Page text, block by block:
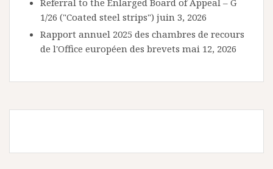
Referral to the Enlarged Board of Appeal – G
1/26 ("Coated steel strips") juin 3, 2026
Rapport annuel 2025 des chambres de recours
de l'Office européen des brevets mai 12, 2026